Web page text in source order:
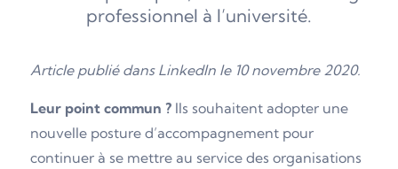
professionnel à l’université.
Article publié dans LinkedIn le 10 novembre 2020.
Leur point commun ? Ils souhaitent adopter une
nouvelle posture d’accompagnement pour
continuer à se mettre au service des organisations